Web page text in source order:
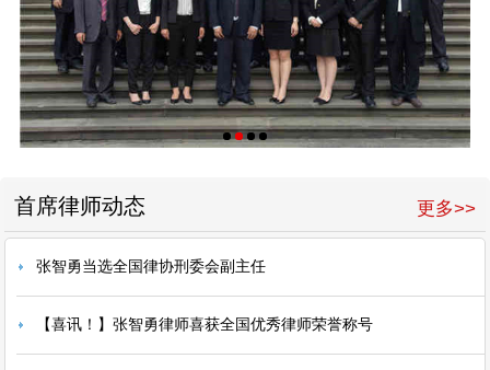
更多>>
首席律师动态
张智勇当选全国律协刑委会副主任
【喜讯！】张智勇律师喜获全国优秀律师荣誉称号